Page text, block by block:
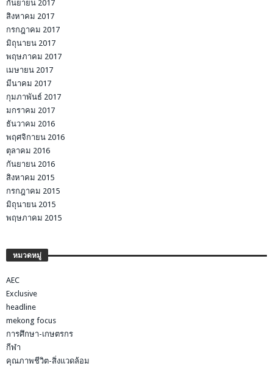
กันยายน 2017
สิงหาคม 2017
กรกฎาคม 2017
มิถุนายน 2017
พฤษภาคม 2017
เมษายน 2017
มีนาคม 2017
กุมภาพันธ์ 2017
มกราคม 2017
ธันวาคม 2016
พฤศจิกายน 2016
ตุลาคม 2016
กันยายน 2016
สิงหาคม 2015
กรกฎาคม 2015
มิถุนายน 2015
พฤษภาคม 2015
หมวดหมู่
AEC
Exclusive
headline
mekong focus
การศึกษา-เกษตรกร
กีฬา
คุณภาพชีวิต-สิ่งแวดล้อม